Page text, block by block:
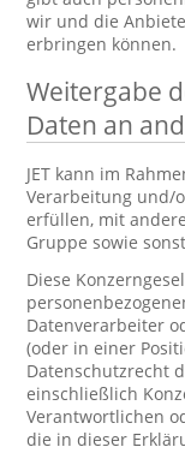
wir und die
erbringen können.
Weitergabe
Daten an
JET kann im
Verarbeitung und/
erfüllen, mit
Gruppe sowie
Diese
Datenverarbeiter
(oder in einer
Datenschutzrecht
einschließlich
Verantwortlichen
die in dieser